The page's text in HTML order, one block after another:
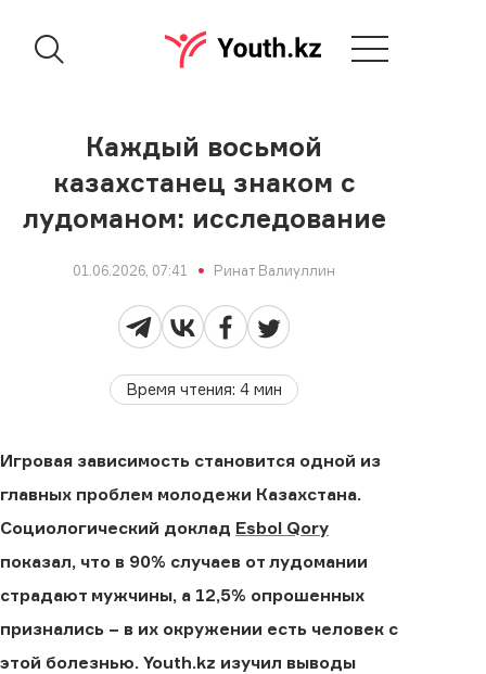
Каждый восьмой
казахстанец знаком с
лудоманом: исследование
01.06.2026, 07:41 Ринат Валиуллин
Время чтения: 4мин
Игровая зависимость становится одной из
главных проблем молодежи Казахстана.
Социологический доклад Esbol Qory
показал, что в 90% случаев от лудомании
страдают мужчины, а 12,5% опрошенных
признались − в их окружении есть человек с
этой болезнью. Youth.kz изучил выводы